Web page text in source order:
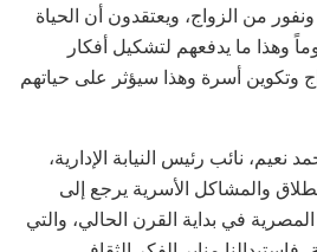
من الزواج، ويعتقدون أن الحياة
وهذا ما يدفعهم لتشكيل أفكار
وتكوين أسرة وهذا سيؤثر على حياتهم
نعيم، نائب رئيس النيابة الإدارية،
والمشاكل الأسرية يرجع إلى
في بداية القرن الحالي، والتي